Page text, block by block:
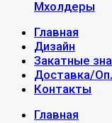
Мхолдеры
Главная
Дизайн
Закатные
Доставка/
Контакты
Главная